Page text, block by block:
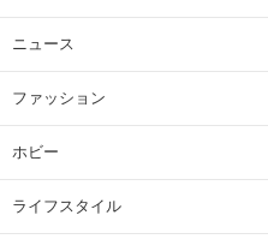
ニュース
ファッション
ホビー
ライフスタイル